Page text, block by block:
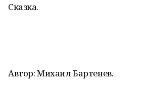
Сказка.
Автор: Михаил Бартенев.